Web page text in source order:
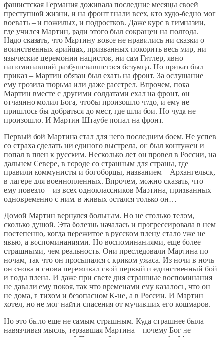
фашистская Германия доживала последние месяцы своей
преступной жизни, и на фронт гнали всех, кто худо-бедно мог
воевать – и пожилых, и подростков. Даже курс в гимназии,
где учился Мартин, ради этого был сокращен на полгода.
Надо сказать, что Мартину вовсе не нравились ни сказки о
воинственных арийцах, призванных покорить весь мир, ни
языческие церемонии нацистов, ни сам Гитлер, явно
напоминавший разбушевавшегося безумца. Но приказ был
приказ – Мартин обязан был ехать на фронт. За ослушание
ему грозила тюрьма или даже расстрел. Впрочем, пока
Мартин вместе с другими солдатами ехал на фронт, он
отчаянно молил Бога, чтобы произошло чудо, и ему не
пришлось бы добраться до мест, где шли бои. Но чуда не
произошло. И Мартин Штаубе попал на фронт.
Первый бой Мартина стал для него последним боем. Не успев
со страха сделать ни единого выстрела, он был контужен и
попал в плен к русским. Несколько лет он провел в России, на
дальнем Севере, в городе со странным для страны, где
правили коммунисты и богоборцы, названием – Архангельск,
в лагере для военнопленных. Впрочем, можно сказать, что
ему повезло – из всех одноклассников Мартина, призванных
одновременно с ним, в живых остался только он…
Домой Мартин вернулся больным. Но не столько телом,
сколько душой. Эта болезнь началась и прогрессировала в нем
постепенно, когда пережитое в русском плену стало уже не
явью, а воспоминаниями. Но воспоминаниями, еще более
страшными, чем реальность. Они преследовали Мартина по
ночам, так что он просыпался с криком ужаса. Из ночи в ночь
он снова и снова переживал свой первый и единственный бой
и годы плена. И даже при свете дня страшные воспоминания
не давали ему покоя, так что временами ему казалось, что он
не дома, в тихом и безопасном К-не, а в России. И Мартин
хотел, но не мог найти спасения от мучивших его кошмаров.
Но это было еще не самым страшным. Куда страшнее была
навязчивая мысль, терзавшая Мартина – почему Бог не